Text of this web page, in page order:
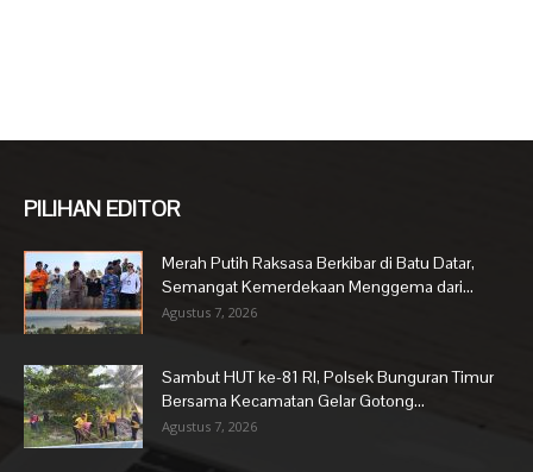
PILIHAN EDITOR
Merah Putih Raksasa Berkibar di Batu Datar,
Semangat Kemerdekaan Menggema dari...
Agustus 7, 2026
Sambut HUT ke-81 RI, Polsek Bunguran Timur
Bersama Kecamatan Gelar Gotong...
Agustus 7, 2026